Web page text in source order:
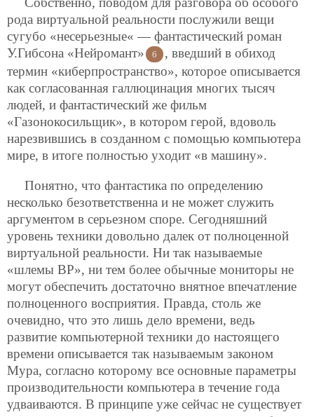
рода виртуальной реальности послужили вещи
сугубо «несерьезные« — фантастический роман
У.Гибсона «Нейромант»
6
, введший в обиход
термин «киберпространство», которое описывается
как согласованная галлюцинация многих тысяч
людей, и фантастический же фильм
«Газонокосильщик», в котором герой, вдоволь
нарезвившись в созданном с помощью компьютера
мире, в итоге полностью уходит «в машину».
Понятно, что фантастика по определению
несколько безответственна и не может служить
аргументом в серьезном споре. Сегодняшний
уровень техники довольно далек от полноценной
виртуальной реальности. Ни так называемые
«шлемы ВР», ни тем более обычные мониторы не
могут обеспечить достаточно внятное впечатление
полноценного восприятия. Правда, столь же
очевидно, что это лишь дело времени, ведь
развитие компьютерной техники до настоящего
времени описывается так называемым законом
Мура, согласно которому все основные параметры
производительности компьютера в течение года
удваиваются. В принципе уже сейчас не существует